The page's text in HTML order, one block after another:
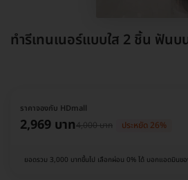
ทำรีเทนเนอร์แบบใส 2 ชิ้น ฟันบ
ราคาจองกับ HDmall
2,969 บาท4,000 บาท ประหยัด 26%
ยอดรวม 3,000 บาทขึ้นไป เลือกผ่อน 0% ได้ บอกแอดมินขอ